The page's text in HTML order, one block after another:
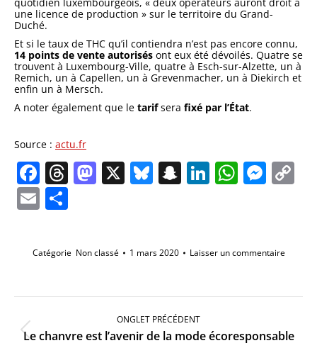
une licence de production » sur le territoire du Grand-
Duché.
Et si le taux de THC qu’il contiendra n’est pas encore connu,
14 points de vente autorisés ont eux été dévoilés. Quatre se
trouvent à Luxembourg-Ville, quatre à Esch-sur-Alzette, un à
Remich, un à Capellen, un à Grevenmacher, un à Diekirch et
enfin un à Mersch.
A noter également que le tarifsera fixé par l’État.
Source : actu.fr
Facebook
Threads
Mastodon
X Bluesky
Snapchat
LinkedIn
Email
Catégorie Non classé 1 mars 2020 Laisser un commentaire
Navigation
commentaire
ONGLET PRÉCÉDENT
Onglet
Le chanvre est l’avenir de la mode écoresponsable